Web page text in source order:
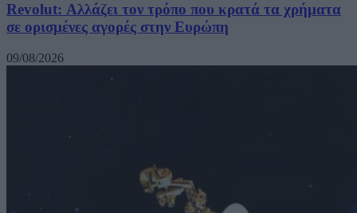
Revolut: Αλλάζει τον τρόπο που κρατά τα χρήματα
σε ορισμένες αγορές στην Ευρώπη
09/08/2026